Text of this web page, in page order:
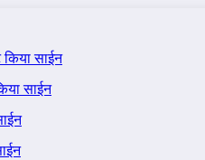
किया साईन
साईन